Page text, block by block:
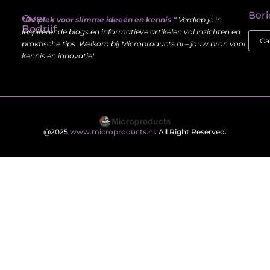
Over
Bedrijf
“De plek voor slimme ideeën en kennis “Verdiep je in
inspirerende blogs en informatieve artikelen vol inzichten en
praktische tips. Welkom bij Microproducts.nl – jouw bron voor
kennis en innovatie!
@2025 www.microproducts.nl. All Right Reserved.